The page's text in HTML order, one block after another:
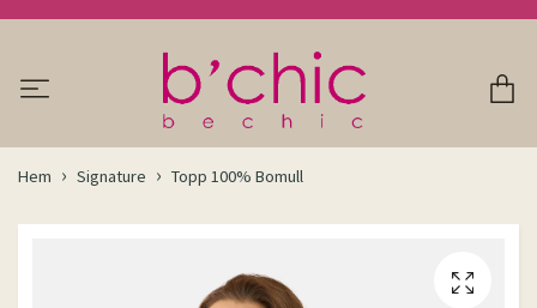
Hem Signature Topp 100% Bomull